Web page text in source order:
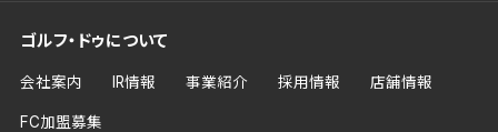
ゴルフ・ドゥについて
会社案内 IR情報 事業紹介 採用情報 店舗情報
FC加盟募集